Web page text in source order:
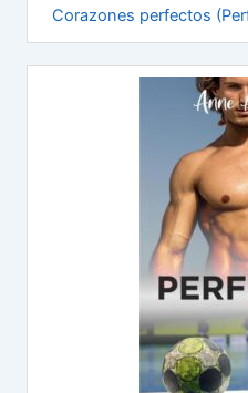
Corazones perfectos